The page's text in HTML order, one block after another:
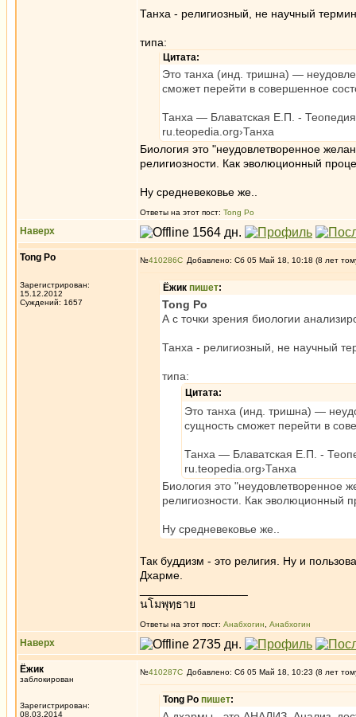
Танха - религиозный, не научный
типа:
Цитата:
Это танха (инд. тришна) —
сможет перейти в совершенное
Танха — Блаватская Е.П. - Теопедия
ru.teopedia.org›Танха
Биология это "неудовлетворенное
религиозности. Как эволюционный
Ну средневековье же..
Ответы на этот пост: Tong Po
Наверх
Tong Po
Зарегистрирован:
15.12.2012
Суждений: 1657
№410286 Добавлено: Сб 05 Май 18, 10:18 (8 лет
Ёжик пишет:
Tong Po
А с точки зрения биологии
Танха - религиозный, не научный
типа:
Цитата:
Это танха (инд. тришна) —
сущность сможет перейти в
Танха — Блаватская Е.П. -
ru.teopedia.org›Танха
Биология это "неудовлетворенное
религиозности. Как эволюционный
Ну средневековье же..
Так буддизм - это религия. Ну и
Дхарме.
นโมพุทฺธาย
Ответы на этот пост: Анабхогин Анабхогин
Наверх
Ёжик
заблокирован
Зарегистрирован:
08.03.2014
№410287 Добавлено: Сб 05 Май 18, 10:23 (8 лет
Tong Po пишет: